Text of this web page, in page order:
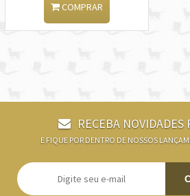
COMPRAR
RECEBA NOVIDADES
E FIQUE POR DENTRO DE NOSSOS